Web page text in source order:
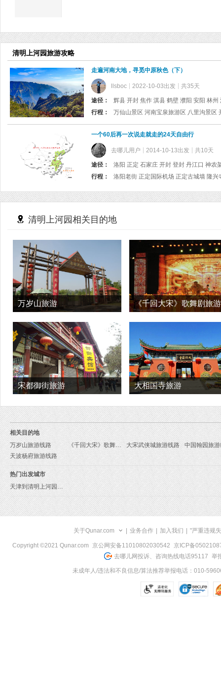
清明上河园旅游攻略
走遍河南大地，寻觅中原秋色（下）
llsboc 2022-10-03出发 共35天
途径：
辉县 开封 焦作 淇县 鹤壁 濮阳 安阳 林州
行程：
一个60后再一次说走就走的24天自由行
去哪儿用户 2014-10-13出发 共10天
途径：
洛阳 正定 石家庄 开封 登封 丹江口 神农
行程：
清明上河园相关目的地
万岁山旅游 《千回大宋》歌舞剧旅游
宋都御街旅游 大相国寺旅游
相关目的地
万岁山旅游线路
《千回大宋》歌舞剧旅游线路 大宋武侠城旅游线路
中国翰园旅
天波杨府旅游线路
热门出发城市
天津到清明上河园旅游报价
关于Qunar.com 业务合作 加入我们 "严重违规
Copyright ©2021 Qunar.com 京公网安备11010802030542
京ICP备
去哪儿网投诉、咨询热线电话95117 举
未成年人/违法和不良信息/算法推荐举报电话：010-